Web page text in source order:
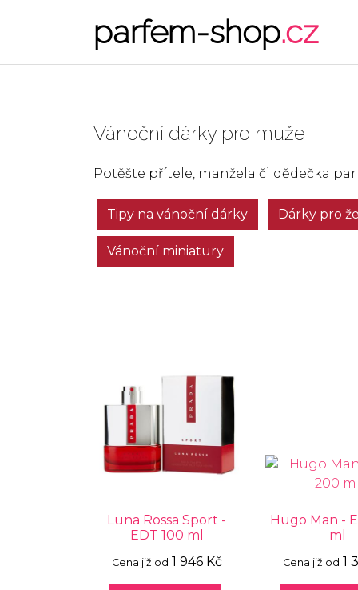
parfem-shop.cz
Vánoční dárky pro muže
Potěšte přítele, manžela či dědečka
Tipy na vánoční dárky Dárky pro
Vánoční miniatury
Luna Rossa Sport -
EDT 100 ml
Cena již od 1 946 Kč
Hugo Man -
ml
Cena již od 1